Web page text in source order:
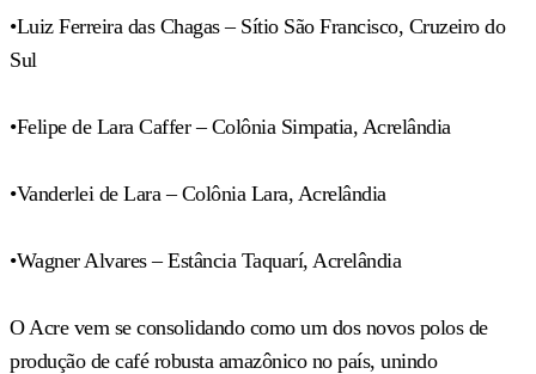
•Luiz Ferreira das Chagas – Sítio São Francisco, Cruzeiro do
Sul
•Felipe de Lara Caffer – Colônia Simpatia, Acrelândia
•Vanderlei de Lara – Colônia Lara, Acrelândia
•Wagner Alvares – Estância Taquarí, Acrelândia
O Acre vem se consolidando como um dos novos polos de
produção de café robusta amazônico no país, unindo